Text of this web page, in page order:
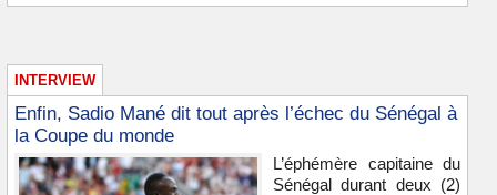
INTERVIEW
Enfin, Sadio Mané dit tout après l’échec du Sénégal à
la Coupe du monde
L’éphémère capitaine du
Sénégal durant deux (2)